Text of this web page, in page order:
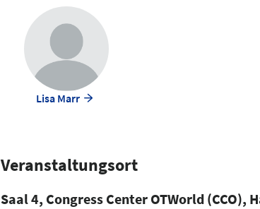
Lisa Marr
Veranstaltungsort
Saal 4, Congress Center OTWorld (CCO),